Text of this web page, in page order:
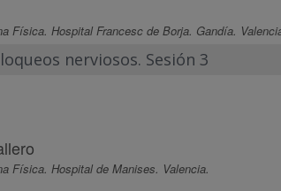
Física. Hospital Francesc de Borja. Gandía.
nerviosos. Sesión 3
Física. Hospital de Manises. Valencia.